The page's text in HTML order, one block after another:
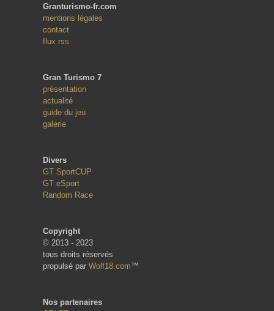
Granturismo-fr.com
mentions légales
contact
flux rss
Gran Turismo 7
présentation
actualité
guide du jeu
galerie
Divers
GT SportCUP
GT eSport
Random Race
Copyright
© 2013 - 2023
tous droits réservés
propulsé par Wolf18.com™
Nos partenaires